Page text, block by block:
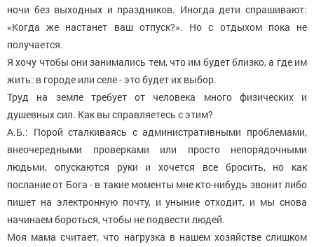
ночи без выходных и праздников. Иногда дети спрашивают:
«Когда же настанет ваш отпуск?». Но с отдыхом пока не
получается.
Я хочу чтобы они занимались тем, что им будет близко, а где им
жить: в городе или селе - это будет их выбор.
Труд на земле требует от человека много физических и
душевных сил. Как вы справляетесь с этим?
А.Б.: Порой сталкиваясь с административными проблемами,
внеочередными проверками или просто непорядочными
людьми, опускаются руки и хочется все бросить, но как
послание от Бога - в такие моменты мне кто-нибудь звонит либо
пишет на электронную почту, и уныние отходит, и мы снова
начинаем бороться, чтобы не подвести людей.
Моя мама считает, что нагрузка в нашем хозяйстве слишком